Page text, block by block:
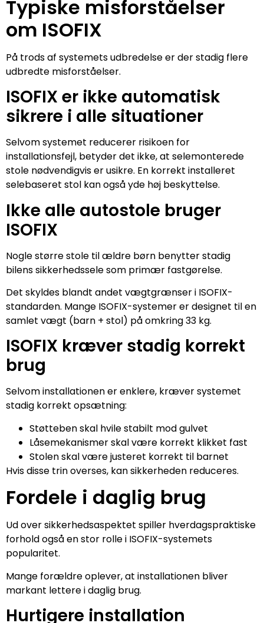
Typiske misforståelser
om ISOFIX
På trods af systemets udbredelse er der stadig flere
udbredte misforståelser.
ISOFIX er ikke automatisk
sikrere i alle situationer
Selvom systemet reducerer risikoen for
installationsfejl, betyder det ikke, at selemonterede
stole nødvendigvis er usikre. En korrekt installeret
selebaseret stol kan også yde høj beskyttelse.
Ikke alle autostole bruger
ISOFIX
Nogle større stole til ældre børn benytter stadig
bilens sikkerhedssele som primær fastgørelse.
Det skyldes blandt andet vægtgrænser i ISOFIX-
standarden. Mange ISOFIX-systemer er designet til en
samlet vægt (barn + stol) på omkring 33 kg.
ISOFIX kræver stadig korrekt
brug
Selvom installationen er enklere, kræver systemet
stadig korrekt opsætning:
Støtteben skal hvile stabilt mod gulvet
Låsemekanismer skal være korrekt klikket fast
Stolen skal være justeret korrekt til barnet
Hvis disse trin overses, kan sikkerheden reduceres.
Fordele i daglig brug
Ud over sikkerhedsaspektet spiller hverdagspraktiske
forhold også en stor rolle i ISOFIX-systemets
popularitet.
Mange forældre oplever, at installationen bliver
markant lettere i daglig brug.
Hurtigere installation